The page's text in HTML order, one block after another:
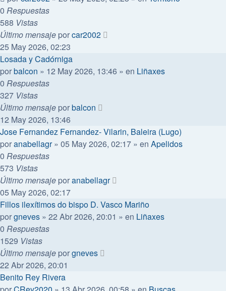
0 Respuestas
588 Vistas
Último mensaje porcar2002
25 May 2026, 02:23
Losada y Cadórniga
porbalcon » 12 May 2026, 13:46 » en Liñaxes
0 Respuestas
327 Vistas
Último mensaje porbalcon
12 May 2026, 13:46
Jose Fernandez Fernandez- Vilarin, Baleira (Lugo)
poranabellagr» 05 May 2026, 02:17 » en Apelidos
0 Respuestas
573 Vistas
Último mensaje poranabellagr
05 May 2026, 02:17
Fillos ilexítimos do bispo D. Vasco Mariño
porgneves » 22 Abr 2026, 20:01 » en Liñaxes
0 Respuestas
1529 Vistas
Último mensaje porgneves
22 Abr 2026, 20:01
Benito Rey Rivera